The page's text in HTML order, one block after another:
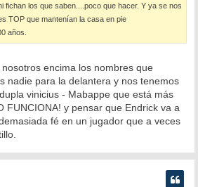
fichan los que saben....poco que hacer. Y ya se nos
TOP que mantenían la casa en pie
años.
encima los nombres que
nadie para la delantera y nos tenemos
vinicius - Mabappe que está más
FUNCIONA! y pensar que Endrick va a
fé en un jugador que a veces